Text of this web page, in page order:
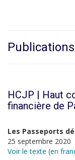
HCJP | Haut
financière de
Les Passeports
25 septembre 2020
Voir le texte (en